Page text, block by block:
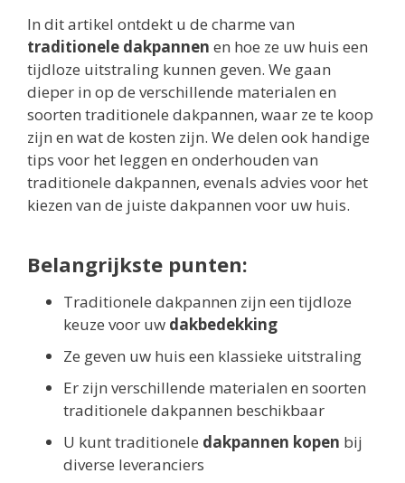
In dit artikel ontdekt u de charme van
traditionele dakpannen en hoe ze uw huis een
tijdloze uitstraling kunnen geven. We gaan
dieper in op de verschillende materialen en
soorten traditionele dakpannen, waar ze te koop
zijn en wat de kosten zijn. We delen ook handige
tips voor het leggen en onderhouden van
traditionele dakpannen, evenals advies voor het
kiezen van de juiste dakpannen voor uw huis.
Belangrijkste punten:
Traditionele dakpannen zijn een tijdloze
keuze voor uw dakbedekking
Ze geven uw huis een klassieke uitstraling
Er zijn verschillende materialen en soorten
traditionele dakpannen beschikbaar
U kunt traditionele dakpannen kopen bij
diverse leveranciers